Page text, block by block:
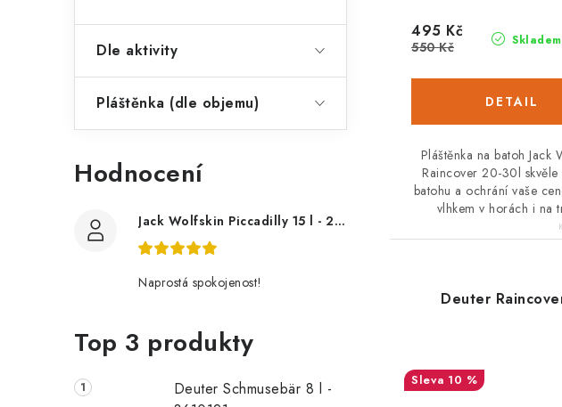
Dle aktivity
Pláštěnka (dle objemu)
Hodnocení
Jack Wolfskin Piccadilly 15 l - 2004005
Naprostá spokojenost!
Top 3 produkty
Deuter Schmusebär 8 l -
k
t
ů
Skladem
495 Kč
550 Kč
Pláštěnka na batoh Jack
Raincover 20-30l skvěle
batohu a ochrání vaše
vlhkem v horách i na
Deuter
10 %